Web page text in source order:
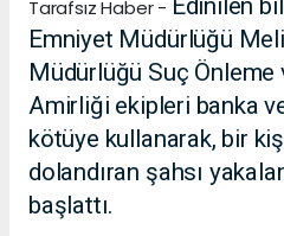
Tarafsız Haber - Edinilen
Emniyet Müdürlüğü
Müdürlüğü Suç
Amirliği ekipleri banka
kötüye kullanarak, bir
dolandıran şahsı
başlattı.